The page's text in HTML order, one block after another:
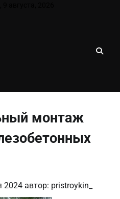
монтаж
2024 автор: pristroykin_